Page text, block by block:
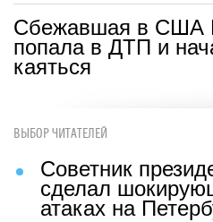
Сбежавшая в США
попала в ДТП и
каяться
ВЫБОР ЧИТАТЕЛЕЙ
Советник
сделал
атаках на